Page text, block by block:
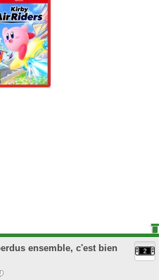
ensemble, c'est bien